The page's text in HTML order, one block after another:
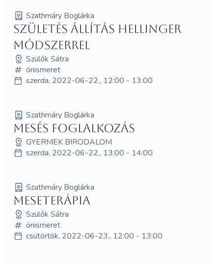
Szathmáry Boglárka
Születés állítás Hellinger
módszerrel
Szülők Sátra
önismeret
szerda, 2022-06-22., 12:00 - 13:00
Szathmáry Boglárka
Mesés foglalkozás
GYERMEK BIRODALOM
szerda, 2022-06-22., 13:00 - 14:00
Szathmáry Boglárka
Meseterápia
Szülők Sátra
önismeret
csütörtök, 2022-06-23., 12:00 - 13:00